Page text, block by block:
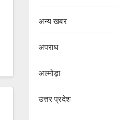
अन्य खबर
अपराध
अल्मोड़ा
उत्तर प्रदेश